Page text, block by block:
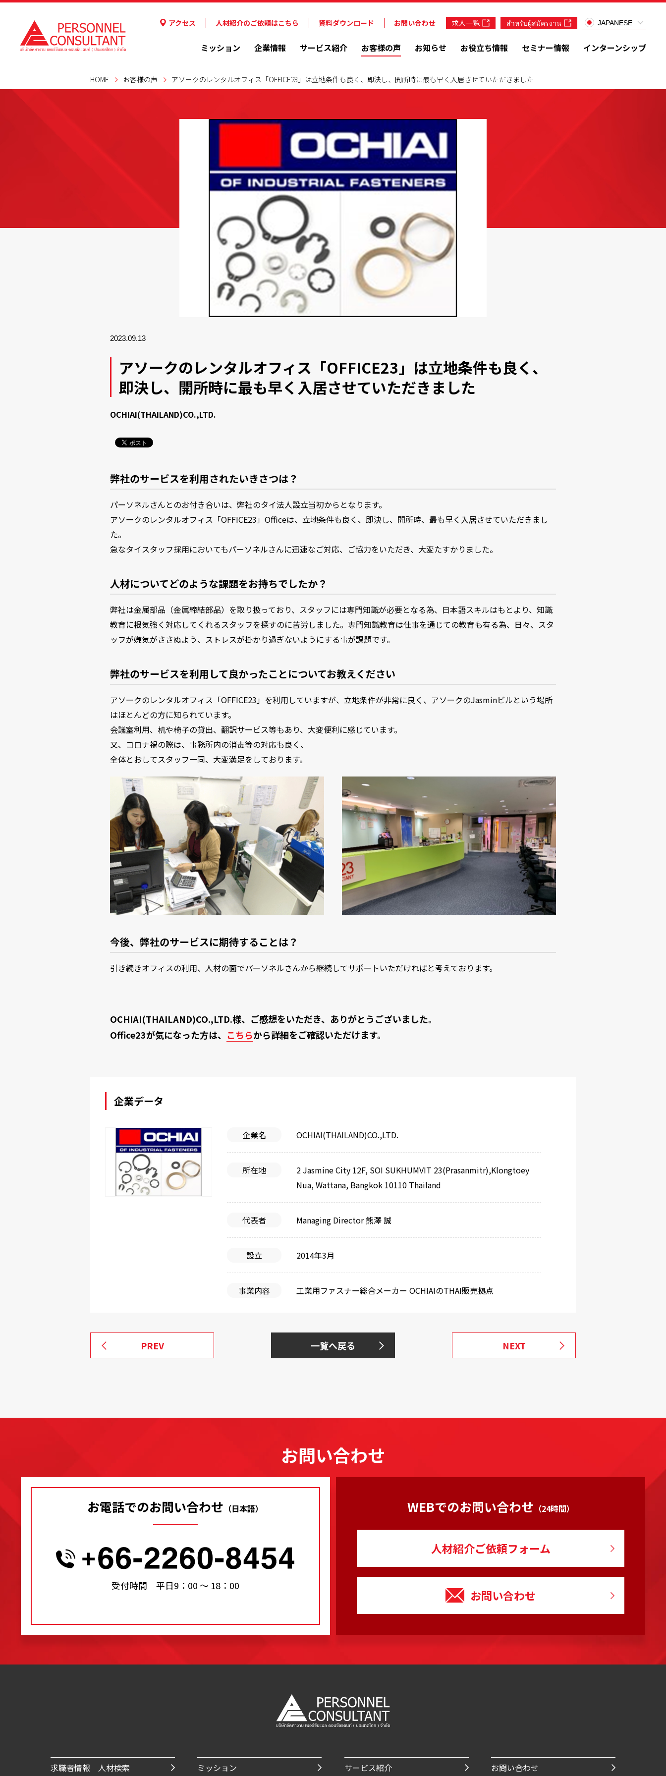
アクセス 人材紹介のご依頼はこちら 資料ダウンロード お問い合わせ 求人一覧 สำหรับผู้สมัครงาน JAPANESE
ミッション 企業情報 サービス紹介 お客様の声 お知らせ お役立ち情報 セミナー情報 インターンシップ
HOME お客様の声 アソークのレンタルオフィス「OFFICE23」は立地条件も良く、即決し、開所時に最も早く入居させていただきました
2023.09.13
アソークのレンタルオフィス「OFFICE23」は立地条件も良く、
即決し、開所時に最も早く入居させていただきました
OCHIAI(THAILAND)CO.,LTD.
弊社のサービスを利用されたいきさつは？
パーソネルさんとのお付き合いは、弊社のタイ法人設立当初からとなります。
アソークのレンタルオフィス「OFFICE23」Officeは、立地条件も良く、即決し、開所時、最も早く入居させていただきまし
た。
急なタイスタッフ採用においてもパーソネルさんに迅速なご対応、ご協力をいただき、大変たすかりました。
人材についてどのような課題をお持ちでしたか？
弊社は金属部品（金属締結部品）を取り扱っており、スタッフには専門知識が必要となる為、日本語スキルはもとより、知識
教育に根気強く対応してくれるスタッフを探すのに苦労しました。専門知識教育は仕事を通じての教育も有る為、日々、スタ
ッフが嫌気がささぬよう、ストレスが掛かり過ぎないようにする事が課題です。
弊社のサービスを利用して良かったことについてお教えください
アソークのレンタルオフィス「OFFICE23」を利用していますが、立地条件が非常に良く、アソークのJasminビルという場所
はほとんどの方に知られています。
会議室利用、机や椅子の貸出、翻訳サービス等もあり、大変便利に感じています。
又、コロナ禍の際は、事務所内の消毒等の対応も良く、
全体とおしてスタッフ一同、大変満足をしております。
今後、弊社のサービスに期待することは？
引き続きオフィスの利用、人材の面でパーソネルさんから継続してサポートいただければと考えております。
OCHIAI(THAILAND)CO.,LTD.様、ご感想をいただき、ありがとうございました。
Office23が気になった方は、 こちらから詳細をご確認いただけます。
企業データ
企業名 OCHIAI(THAILAND)CO.,LTD.
所在地
2 Jasmine City 12F, SOI SUKHUMVIT 23(Prasanmitr),Klongtoey
Nua, Wattana, Bangkok 10110 Thailand
代表者 Managing Director 熊澤 誠
設立 2014年3月
事業内容 工業用ファスナー総合メーカー OCHIAIのTHAI販売拠点
PREV 一覧へ戻る NEXT
お問い合わせ
お電話でのお問い合わせ （日本語）
受付時間 平日9：00 〜 18：00
WEBでのお問い合わせ （24時間）
人材紹介ご依頼フォーム
お問い合わせ
求職者情報 人材検索 ミッション サービス紹介 お問い合わせ